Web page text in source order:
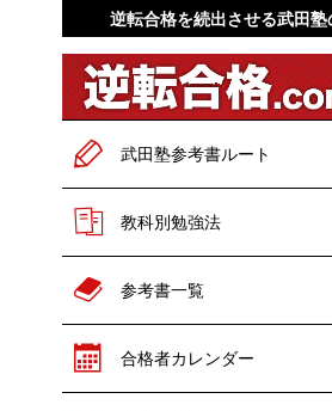
逆転合格を続出させる武田
武田塾参考書ルート
一般二次試験対策
英語
理系数学 現代文
教科別勉強法
勉強法概論
数学 国語
参考書一覧
英語
国語 世界史
合格者カレンダー